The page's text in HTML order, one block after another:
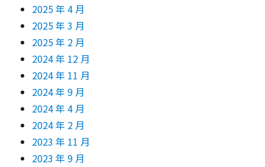
2025 年 4 月
2025 年 3 月
2025 年 2 月
2024 年 12 月
2024 年 11 月
2024 年 9 月
2024 年 4 月
2024 年 2 月
2023 年 11 月
2023 年 9 月